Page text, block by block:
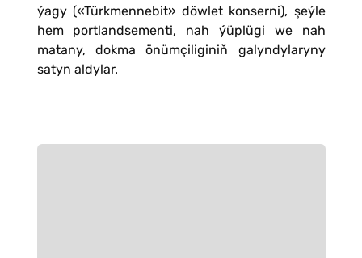
ýagy («Türkmennebit» döwlet konserni), şeýle
hem portlandsementi, nah ýüplügi we nah
matany, dokma önümçiliginiň galyndylaryny
satyn aldylar.